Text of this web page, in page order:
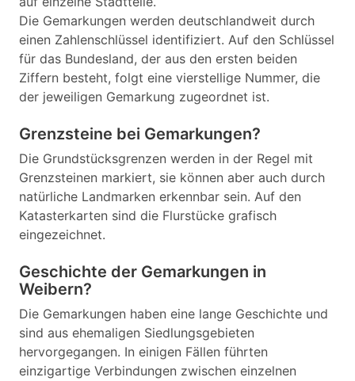
Die Gemarkungen werden deutschlandweit durch
einen Zahlenschlüssel identifiziert. Auf den Schlüssel
für das Bundesland, der aus den ersten beiden
Ziffern besteht, folgt eine vierstellige Nummer, die
der jeweiligen Gemarkung zugeordnet ist.
Grenzsteine bei Gemarkungen?
Die Grundstücksgrenzen werden in der Regel mit
Grenzsteinen markiert, sie können aber auch durch
natürliche Landmarken erkennbar sein. Auf den
Katasterkarten sind die Flurstücke grafisch
eingezeichnet.
Geschichte der Gemarkungen in
Weibern?
Die Gemarkungen haben eine lange Geschichte und
sind aus ehemaligen Siedlungsgebieten
hervorgegangen. In einigen Fällen führten
einzigartige Verbindungen zwischen einzelnen